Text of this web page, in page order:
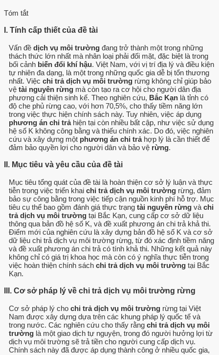
Tóm tắt
I. Tính cấp thiết của đề tài
Vấn đề dịch vụ môi trường đang trở thành một trong những
thách thức lớn nhất mà nhân loại phải đối mặt, đặc biệt là trong
bối cảnh biến đổi khí hậu. Việt Nam, với vị trí địa lý và điều kiện
tự nhiên đa dạng, là một trong những quốc gia dễ bị tổn thương
nhất. Việc chi trả dịch vụ môi trường rừng không chỉ giúp bảo
vệ tài nguyên rừng mà còn tạo ra cơ hội cho người dân địa
phương cải thiện sinh kế. Theo nghiên cứu, Bắc Kạn là tỉnh có
độ che phủ rừng cao, với hơn 70,5%, cho thấy tiềm năng lớn
trong việc thực hiện chính sách này. Tuy nhiên, việc áp dụng
phương án chi trảhiện tại còn nhiều bất cập, như việc sử dụng
hệ số K không công bằng và thiếu chính xác. Do đó, việc nghiên
cứu và xây dựng một phương án chi trảhợp lý là cần thiết để
đảm bảo quyền lợi cho người dân và bảo vệ rừng.
II. Mục tiêu và yêu cầu của đề tài
Mục tiêu tổng quát của đề tài là hoàn thiện cơ sở lý luận và thực
tiễn trong việc triển khai chi trả dịch vụ môi trường rừng, đảm
bảo sự công bằng trong việc tiếp cận nguồn kinh phí hỗ trợ. Mục
tiêu cụ thể bao gồm đánh giá thực trạng tài nguyên rừng và chi
trả dịch vụ môi trường tại Bắc Kạn, cung cấp cơ sở dữ liệu
thông qua bản đồ hệ số K, và đề xuất phương án chi trả khả thi.
Điểm mới của nghiên cứu là xây dựng bản đồ hệ số K và cơ sở
dữ liệu chi trả dịch vụ môi trường rừng, từ đó xác định tiềm năng
và đề xuất phương án chi trả có tính khả thi. Những kết quả này
không chỉ có giá trị khoa học mà còn có ý nghĩa thực tiễn trong
việc hoàn thiện chính sách chi trả dịch vụ môi trường tại Bắc
Kạn.
III. Cơ sở pháp lý về chi trả dịch vụ môi trường rừng
Cơ sở pháp lý cho chi trả dịch vụ môi trường rừng tại Việt
Nam được xây dựng dựa trên các khung pháp lý quốc tế và
trong nước. Các nghiên cứu cho thấy rằng chi trả dịch vụ môi
trường là một giao dịch tự nguyện, trong đó người hưởng lợi từ
dịch vụ môi trường sẽ trả tiền cho người cung cấp dịch vụ.
Chính sách này đã được áp dụng thành công ở nhiều quốc gia,